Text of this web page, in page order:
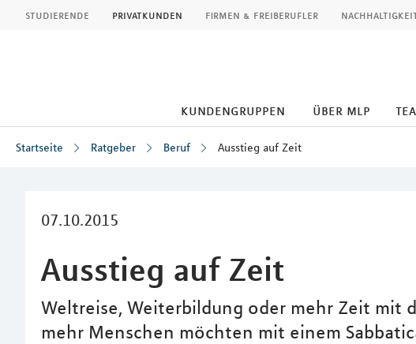
studierende privatkunden firmen & freiberufler
kundengruppen über mlp
Startseite Ratgeber Beruf Ausstieg auf Zeit
07.10.2015
Ausstieg auf Zeit
Weltreise, Weiterbildung oder mehr Zeit mit
mehr Menschen möchten mit einem